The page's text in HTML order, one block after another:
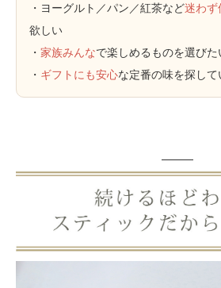
・ヨーグルト／パン／紅茶など迷わず
欲しい
・ 家族みんなで楽しめるものを選びた
・ ギフトにも安心な定番の味を探して